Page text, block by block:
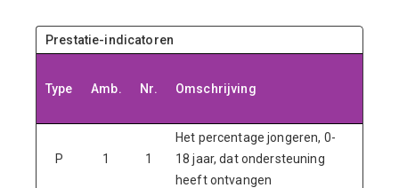
Prestatie-indicatoren
Type Amb. Nr. Omschrijving
P 1 1
Het percentage jongeren, 0-
18 jaar, dat ondersteuning
heeft ontvangen